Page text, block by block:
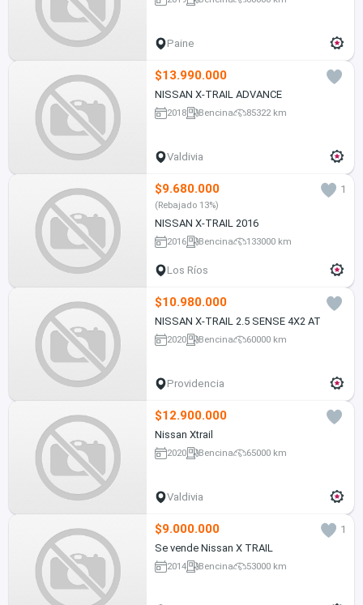
Paine
$13.990.000
NISSAN X-TRAIL ADVANCE
2018 Bencina 85322 km
Valdivia
$9.680.000 1
(Rebajado 13%)
NISSAN X-TRAIL 2016
2016 Bencina 133000 km
Los Ríos
$10.980.000
NISSAN X-TRAIL 2.5 SENSE 4X2 AT
2020 Bencina 60000 km
Providencia
$12.900.000
Nissan Xtrail
2020 Bencina 65000 km
Valdivia
$9.000.000
1
Se vende Nissan X TRAIL
2014 Bencina 53000 km